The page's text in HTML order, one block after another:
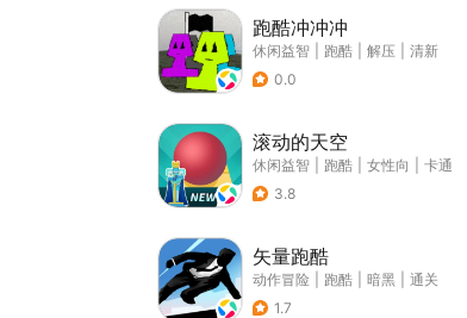
跑酷冲冲冲
休闲益智 跑酷 解压
清新
0.0
滚动的天空
休闲益智 跑酷 女性向
卡通
3.8
矢量跑酷
动作冒险 跑酷 暗黑
通关
1.7